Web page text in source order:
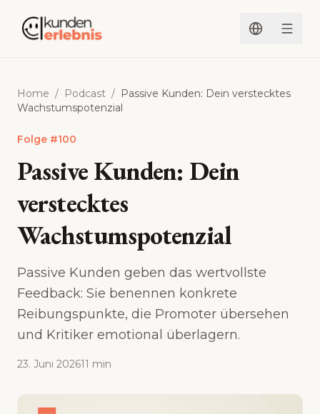
Home / Podcast / Passive Kunden: Dein verstecktes
Wachstumspotenzial
Folge #100
Passive Kunden: Dein
verstecktes
Wachstumspotenzial
Passive Kunden geben das wertvollste
Feedback: Sie benennen konkrete
Reibungspunkte, die Promoter übersehen
und Kritiker emotional überlagern.
23. Juni 202611 min